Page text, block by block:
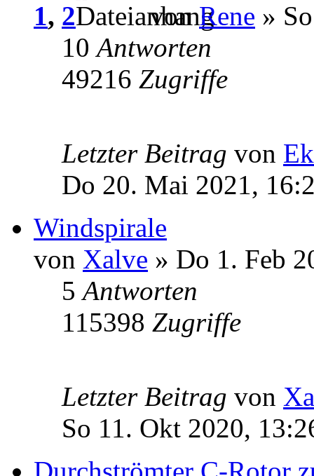
1, 2 vonRene »
10Antworten
49216 Zugriffe
Letzter Beitrag von
Do 20. Mai 2021,
Windspirale
von Xalve » Do 1. Feb
5Antworten
115398 Zugriffe
Letzter Beitrag von
So 11. Okt 2020,